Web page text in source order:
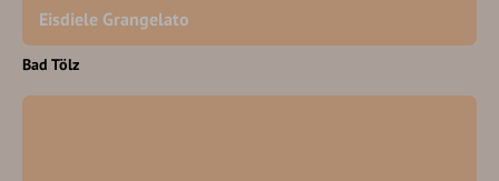
Eisdiele Grangelato
Bad Tölz